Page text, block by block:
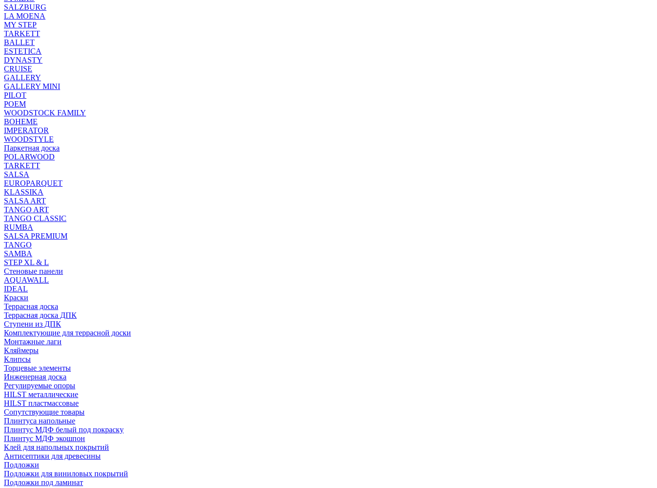
SALZBURG
LA MOENA
MY STEP
TARKETT
BALLET
ESTETICA
DYNASTY
CRUISE
GALLERY
GALLERY MINI
PILOT
POEM
WOODSTOCK FAMILY
BOHEME
IMPERATOR
WOODSTYLE
Паркетная доска
POLARWOOD
TARKETT
SALSA
EUROPARQUET
KLASSIKA
SALSA ART
TANGO ART
TANGO CLASSIC
RUMBA
SALSA PREMIUM
TANGO
SAMBA
STEP XL & L
Стеновые панели
AQUAWALL
IDEAL
Краски
Террасная доска
Террасная доска ДПК
Ступени из ДПК
Комплектующие для террасной доски
Монтажные лаги
Кляймеры
Клипсы
Торцевые элементы
Инженерная доска
Регулируемые опоры
HILST металлические
HILST пластмассовые
Сопутствующие товары
Плинтуса напольные
Плинтус МДФ белый под покраску
Плинтус МДФ экошпон
Клей для напольных покрытий
Антисептики для древесины
Подложки
Подложки для виниловых покрытий
Подложки под ламинат